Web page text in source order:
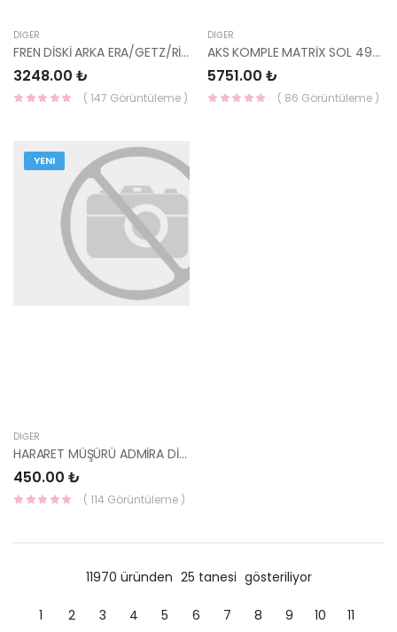
DIĞER
FREN DİSKİ ARKA ERA/GETZ/RİO/İ10/İ20 58411-1C800-HMC TEK
3248.00 ₺
( 147 Görüntüleme )
DIĞER
AKS KOMPLE MATRİX SOL 49500-17050-YS
5751.00 ₺
( 86 Görüntüleme )
YENI
DIĞER
HARARET MÜŞÜRÜ ADMİRA DİZEL 39220-27500-YS
450.00 ₺
( 114 Görüntüleme )
11970 üründen 25 tanesi gösteriliyor
1 2 3 4 5 6 7 8 9 10
11